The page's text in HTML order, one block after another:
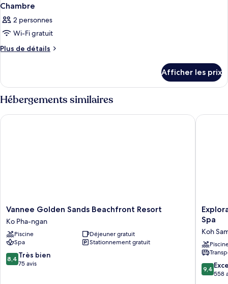
Chambre
2 personnes
Wi-Fi gratuit
Plus de détails
Plus
Chambre
Afficher les prix
Hébergements similaires
Vannee
Golden
Sands
Beachfront
Resort
Ko
Pha-
Vannee Golden Sands Beachfront Resort
Ko Pha-ngan
Piscine
Déjeuner gratuit
Spa
Stationnement gratuit
8.4
sur
8,4 Très bien
75 avis
Vannee Golden Sands Beachfront Resort
Explorar
Koh
Samui
–
Adults
Only
Resort
and
Spa
Koh
9.4
sur
9,4
558